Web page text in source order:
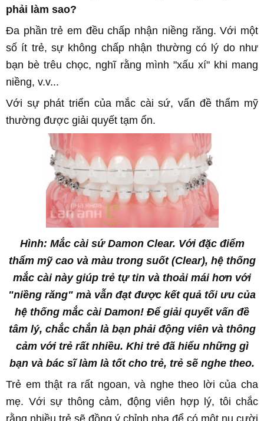
phải làm sao?
Đa phần trẻ em đều chấp nhận niềng răng. Với một
số ít trẻ, sự không chấp nhận thường có lý do như
bạn bè trêu chọc, nghĩ rằng mình "xấu xí" khi mang
niềng, v.v...
Với sự phát triển của mắc cài sứ, vấn đề thẩm mỹ
thường được giải quyết tạm ổn.
Hình: Mắc cài sứ Damon Clear. Với đặc điểm
thẩm mỹ cao và màu trong suốt (Clear), hệ thống
mắc cài này giúp trẻ tự tin và thoải mái hơn với
"niềng răng" mà vẫn đạt được kết quả tối ưu của
hệ thống mắc cài Damon! Để giải quyết vấn đề
tâm lý, chắc chắn là bạn phải động viên và thông
cảm với trẻ rất nhiều. Khi trẻ đã hiểu những gì
bạn và bác sĩ làm là tốt cho trẻ, trẻ sẽ nghe theo.
Trẻ em thật ra rất ngoan, và nghe theo lời của cha
mẹ. Với sự thông cảm, động viên hợp lý, tôi chắc